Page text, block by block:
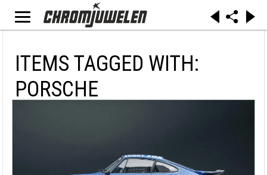
ITEMS TAGGED WITH:
PORSCHE